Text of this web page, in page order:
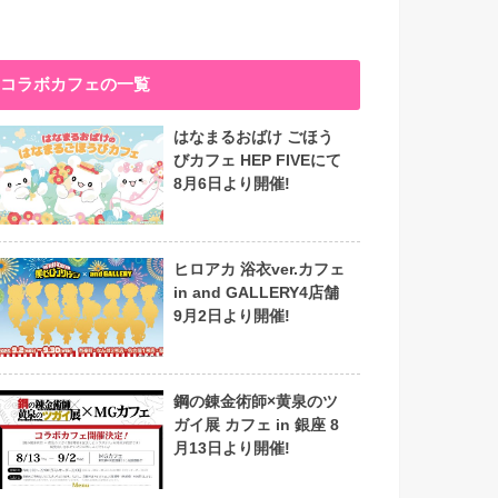
コラボカフェの一覧
はなまるおばけ ごほう
びカフェ HEP FIVEにて
8月6日より開催!
ヒロアカ 浴衣ver.カフェ
in and GALLERY4店舗
9月2日より開催!
鋼の錬金術師×黄泉のツ
ガイ展 カフェ in 銀座 8
月13日より開催!